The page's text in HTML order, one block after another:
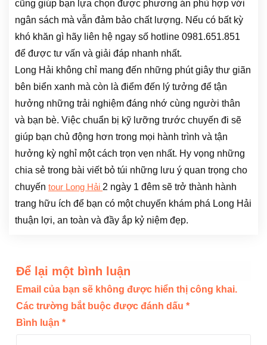
cũng giúp bạn lựa chọn được phương án phù hợp với
ngân sách mà vẫn đảm bảo chất lượng. Nếu có bất kỳ
khó khăn gì hãy liên hệ ngay số hotline 0981.651.851
để được tư vấn và giải đáp nhanh nhất.
Long Hải không chỉ mang đến những phút giây thư giãn
bên biển xanh mà còn là điểm đến lý tưởng để tận
hưởng những trải nghiệm đáng nhớ cùng người thân
và bạn bè. Việc chuẩn bị kỹ lưỡng trước chuyến đi sẽ
giúp bạn chủ động hơn trong mọi hành trình và tận
hưởng kỳ nghỉ một cách trọn vẹn nhất. Hy vọng những
chia sẻ trong bài viết bỏ túi những lưu ý quan trọng cho
chuyến tour Long Hải 2 ngày 1 đêm sẽ trở thành hành
trang hữu ích để bạn có một chuyến khám phá Long Hải
thuận lợi, an toàn và đầy ắp kỷ niệm đẹp.
Để lại một bình luận
Email của bạn sẽ không được hiển thị công khai.
Các trường bắt buộc được đánh dấu *
Bình luận *